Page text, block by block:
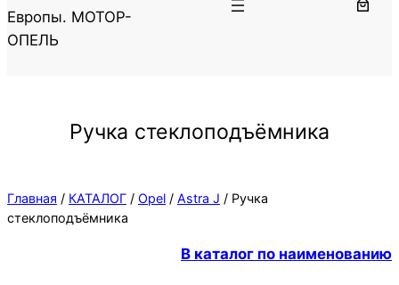
Европы. МОТОР-
ОПЕЛЬ
Ручка стеклоподъёмника
Главная / КАТАЛОГ / Opel / Astra J / Ручка
стеклоподъёмника
В каталог по наименованию